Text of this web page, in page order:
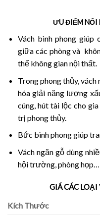
ƯU ĐIỂM NỔI
Vách bình phong giúp
giữa các phòng và
thể không gian nội thất.
Trong phong thủy, vách
hóa giải năng lượng
cúng, hút tài lộc cho
trị phong thủy.
Bức bình phong giúp
Vách ngăn gỗ dùng
hội trường, phòng họp…
GIÁ CÁC
Kích Thước